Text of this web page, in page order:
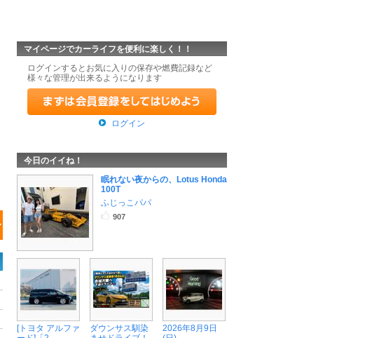
マイページでカーライフを便利に楽しく！！
ログインするとお気に入りの保存や燃費記録など
様々な管理が出来るようになります
ログイン
今日のイイね！
眠れない夜からの、Lotus Honda
100T
ふじっこパパ
907
[トヨタ アルファ
ダウンサス馴染
2026年8月9日